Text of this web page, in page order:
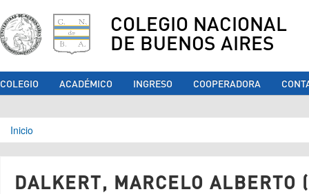
COLEGIO NACIONAL
DE BUENOS AIRES
COLEGIO ACADÉMICO INGRESO COOPERADORA
Se encuentra usted aquí
Inicio
DALKERT, MARCELO ALBERTO